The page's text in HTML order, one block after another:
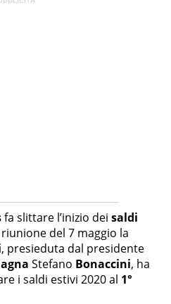
fa slittare l’inizio dei saldi
riunione del 7 maggio la
, presieduta dal presidente
Stefano Bonaccini, ha
i saldi estivi 2020 al 1°